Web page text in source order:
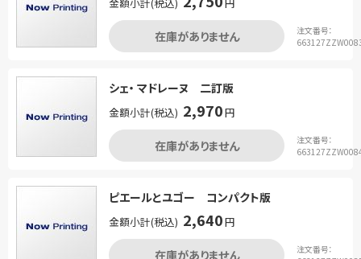
在庫がありません
注文番号：
シェ・ マドレーヌ 二訂版
金額小計(税込) 2,970円
在庫がありません
注文番号：
ピエールとユゴー コンパクト版
金額小計(税込) 2,640円
在庫がありません
注文番号：